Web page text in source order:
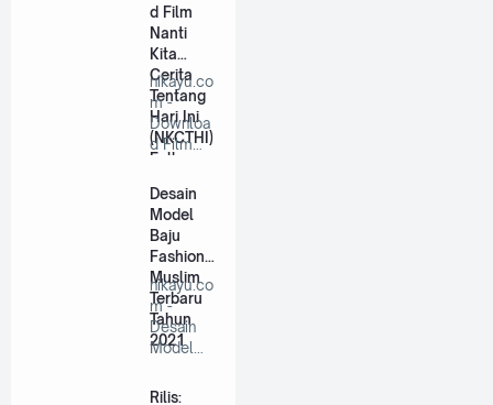
d Film
Nanti
Kita
Cerita
Tentang
Hari Ini
(NKCTHI)
Full
2020
nikayu.co
m -
Downloa
d Film
Cerita T…
Desain
Model
Baju
Fashion
Muslim
Terbaru
Tahun
2021
nikayu.co
m -
Desain
Model
Fashion
Rilis: